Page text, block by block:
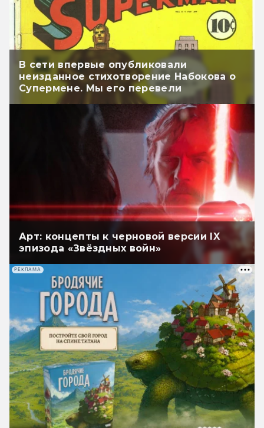
В сети впервые опубликовали
неизданное стихотворение Набокова о
Супермене. Мы его перевели
Арт: концепты к черновой версии IX
эпизода «Звёздных войн»
РЕКЛАМА